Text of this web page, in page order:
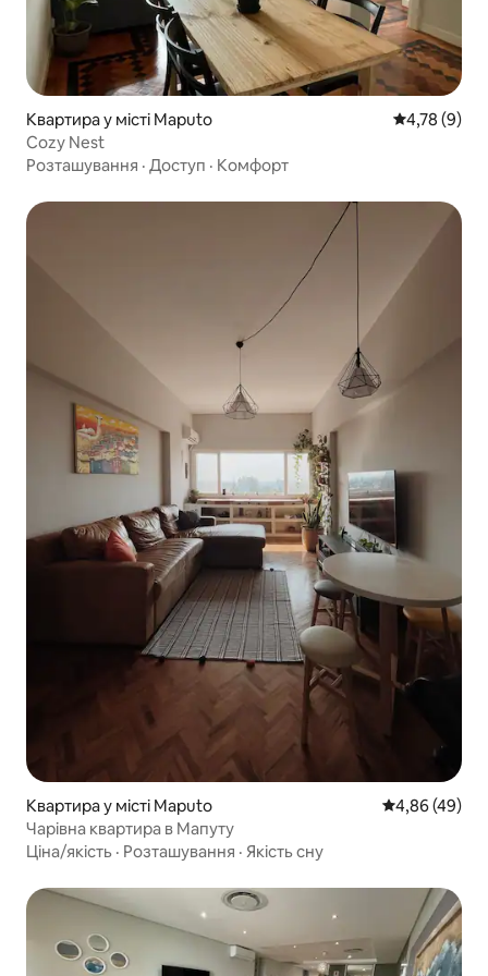
Квартира у місті Maputo Середня
4,78 (9)
Cozy Nest
Розташування · Доступ · Комфорт
Квартира у місті Maputo Середня
4,86 (49)
Чарівна квартира в Мапуту
Ціна/якість · Розташування · Якість сну